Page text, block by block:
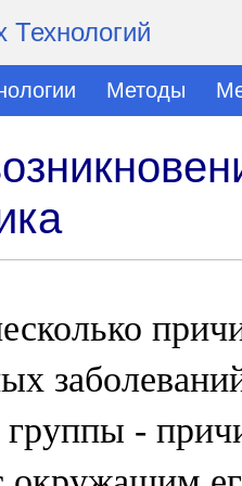
Технологий
Методы
группы -